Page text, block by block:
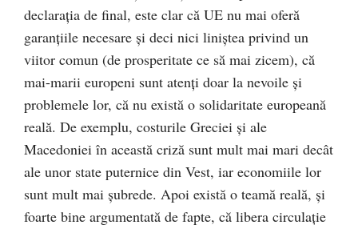
declaraţia de final, este clar că UE nu mai oferă
garanţiile necesare şi deci nici liniştea privind un
viitor comun (de prosperitate ce să mai zicem), că
mai-marii europeni sunt atenţi doar la nevoile şi
problemele lor, că nu există o solidaritate europeană
reală. De exemplu, costurile Greciei şi ale
Macedoniei în această criză sunt mult mai mari decât
ale unor state puternice din Vest, iar economiile lor
sunt mult mai şubrede. Apoi există o teamă reală, şi
foarte bine argumentată de fapte, că libera circulaţie